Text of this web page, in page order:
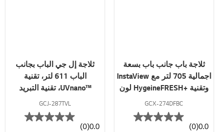
ثلاجة باب جانب باب بسعة
اجمالية 705 لتر مع InstaView
وتقنية +HygeineFRESH لون
أسود
GCX-274DFBC
0.0
(0)
ثلاجة إل جي الباب بجانب
الباب 611 لتر، تقنية
™UVnano، تقنية التبريد
سلفر
GCJ-287TVL
0.0
(0)